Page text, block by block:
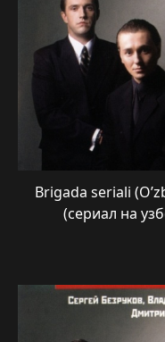
Brigada seriali
(сериал на